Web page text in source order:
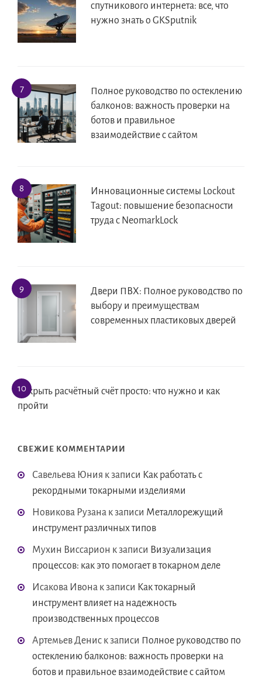
спутникового интернета: все, что
нужно знать о GKSputnik
Полное руководство по остеклению
балконов: важность проверки на
ботов и правильное
взаимодействие с сайтом
Инновационные системы Lockout
Tagout: повышение безопасности
труда с NeomarkLock
Двери ПВХ: Полное руководство по
выбору и преимуществам
современных пластиковых дверей
Открыть расчётный счёт просто: что нужно и как
пройти
СВЕЖИЕ КОММЕНТАРИИ
Савельева Юния к записи Как работать с
рекордными токарными изделиями
Новикова Рузана к записи Металлорежущий
инструмент различных типов
Мухин Виссарион к записи Визуализация
процессов: как это помогает в токарном деле
Исакова Ивона к записи Как токарный
инструмент влияет на надежность
производственных процессов
Артемьев Денис к записи Полное руководство по
остеклению балконов: важность проверки на
ботов и правильное взаимодействие с сайтом